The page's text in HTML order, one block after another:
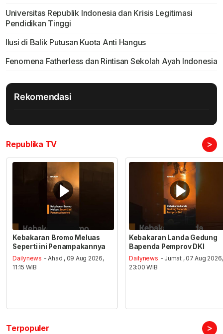
Universitas Republik Indonesia dan Krisis Legitimasi
Pendidikan Tinggi
Ilusi di Balik Putusan Kuota Anti Hangus
Fenomena Fatherless dan Rintisan Sekolah Ayah Indonesia
Rekomendasi
Republika TV >
Kebakaran Bromo Meluas
Seperti ini Penampakannya
Dailynews - Ahad , 09 Aug 2026,
11:15 WIB
Kebakaran Landa Gedung
Bapenda Pemprov DKI
Dailynews - Jumat , 07 Aug 2026,
23:00 WIB
Terpopuler >